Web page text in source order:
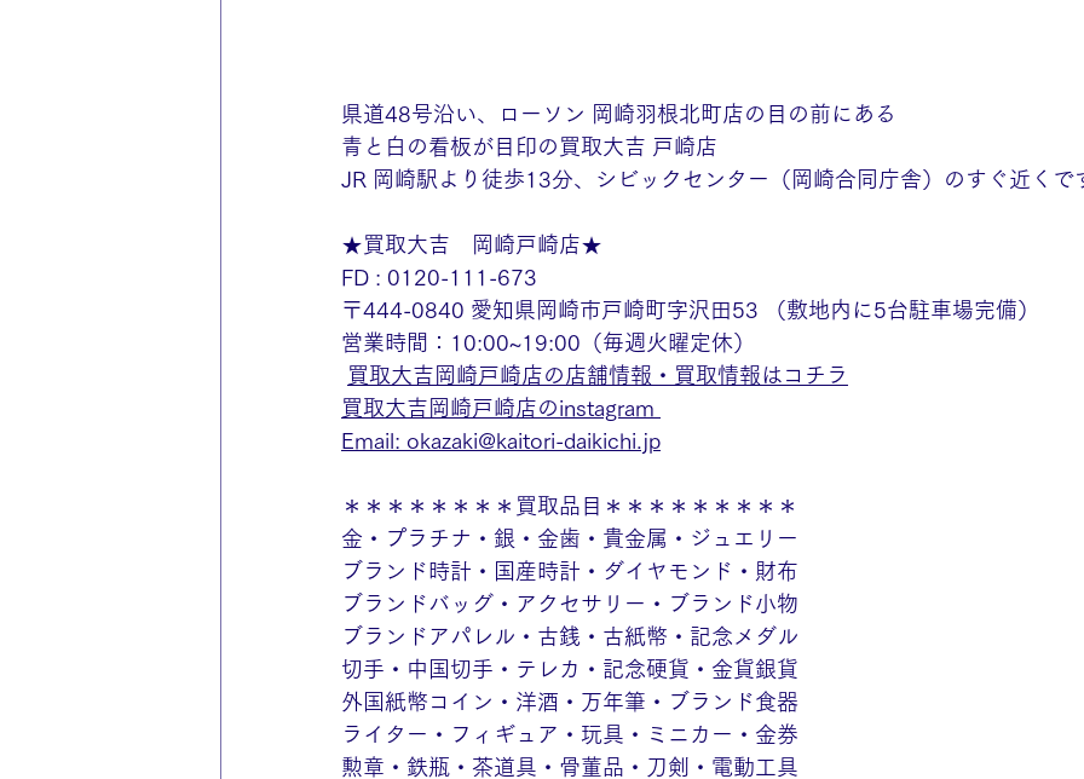
県道48号沿い、ローソン 岡崎羽根北町店の目の前にある
青と白の看板が目印の買取大吉 戸崎店
JR 岡崎駅より徒歩13分、シビックセンター（岡崎合同庁舎）のすぐ近くで
★買取大吉　岡崎戸崎店★
FD : 0120-111-673
〒444-0840 愛知県岡崎市戸崎町字沢田53 （敷地内に5台駐車場完備）
営業時間：10:00~19:00（毎週火曜定休）
買取大吉岡崎戸崎店の店舗情報・買取情報はコチラ
買取大吉岡崎戸崎店のinstagram
Email: okazaki@kaitori-daikichi.jp
＊＊＊＊＊＊＊＊買取品目＊＊＊＊＊＊＊＊＊
金・プラチナ・銀・金歯・貴金属・ジュエリー
ブランド時計・国産時計・ダイヤモンド・財布
ブランドバッグ・アクセサリー・ブランド小物
ブランドアパレル・古銭・古紙幣・記念メダル
切手・中国切手・テレカ・記念硬貨・金貨銀貨
外国紙幣コイン・洋酒・万年筆・ブランド食器
ライター・フィギュア・玩具・ミニカー・金券
勲章・鉄瓶・茶道具・骨董品・刀剣・電動工具